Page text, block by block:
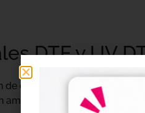
DTF y UV
de diseños digitales DTF y UV
ampliar su catálogo de